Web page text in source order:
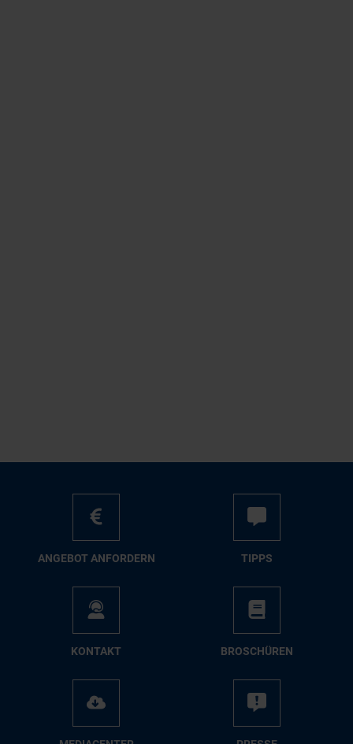
AN­GE­BOT AN­FOR­DERN TIPPS
KON­TAKT BRO­SCHÜ­REN